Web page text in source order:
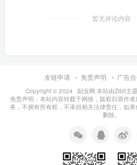
暂无评论内容
友链申请 免责声明 广告
Copyright © 2024 · 副业网 本站由Zibll主
免责声明：本站内容转载于网络，版权归原作
务，不拥有所有权，不承担相关法律责任，如
删除。